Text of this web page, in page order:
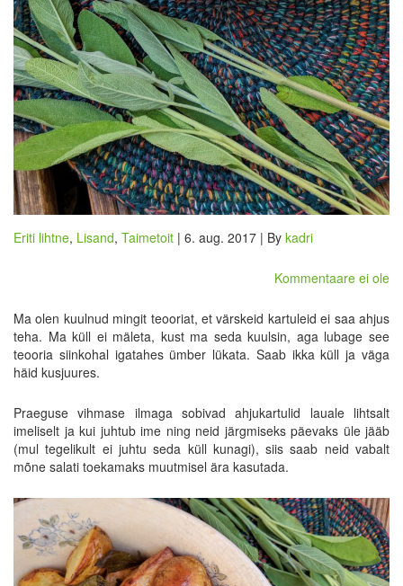
Eriti lihtne, Lisand, Taimetoit | 6. aug. 2017 | By kadri
Kommentaare ei ole
Ma olen kuulnud mingit teooriat, et värskeid kartuleid ei saa ahjus
teha. Ma küll ei mäleta, kust ma seda kuulsin, aga lubage see
teooria siinkohal igatahes ümber lükata. Saab ikka küll ja väga
häid kusjuures.
Praeguse vihmase ilmaga sobivad ahjukartulid lauale lihtsalt
imeliselt ja kui juhtub ime ning neid järgmiseks päevaks üle jääb
(mul tegelikult ei juhtu seda küll kunagi), siis saab neid vabalt
mõne salati toekamaks muutmisel ära kasutada.